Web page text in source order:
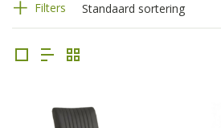
Filters